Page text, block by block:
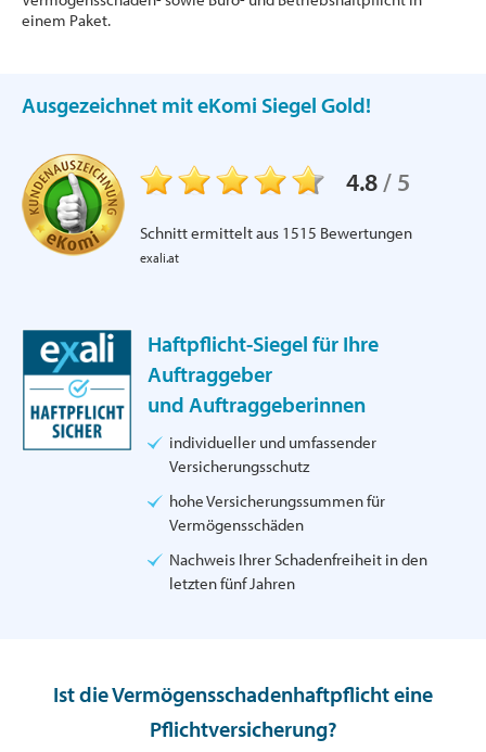
einem Paket.
Ausgezeichnet mit eKomi Siegel Gold!
4.8/ 5
Schnitt ermittelt aus 1515 Bewertungen
exali.at
Haftpflicht-Siegel für Ihre
Auftraggeber
und Auftraggeberinnen
individueller und umfassender
Versicherungsschutz
hohe Versicherungssummen für
Vermögensschäden
Nachweis Ihrer Schadenfreiheit in den
letzten fünf Jahren
Ist die Vermögensschadenhaftpflicht eine
Pflichtversicherung?